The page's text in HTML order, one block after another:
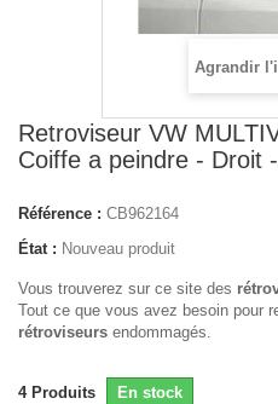
Agrandir
Retroviseur VW
Coiffe a peindre - Droit
Référence : CB962164
État : Nouveau produit
Vous trouverez sur ce site des
Tout ce que vous avez besoin pour
rétroviseurs endommagés.
4 Produits En stock